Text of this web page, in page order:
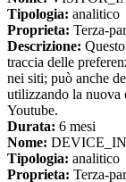
Tipologia: analitico
Proprieta: Terza-
Descrizione:
traccia delle
nei siti; può anche
utilizzando la nuova
Youtube.
Durata: 6 mesi
Nome:
Tipologia: analitico
Proprieta: Terza-